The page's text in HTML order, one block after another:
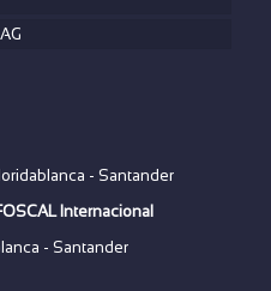
- Santander
Internacional
- Santander